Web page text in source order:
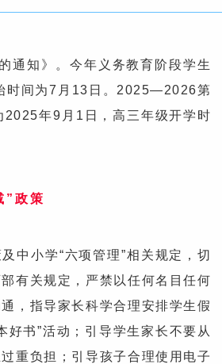
通知》。今年义务教育阶段学生
时间为7月13日。2025—2026第
年9月1日，高三年级开学时
”政策
中小学“六项管理”相关规定，切
有关规定，严禁以任何名目任何
，指导家长科学合理安排学生假
书”活动；引导学生家长不要从
重负担；引导孩子合理使用电子